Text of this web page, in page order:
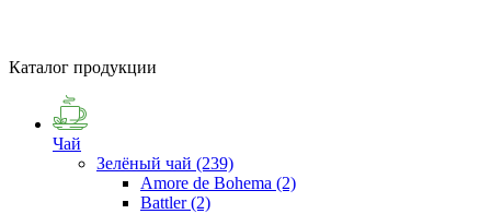
Каталог продукции
Чай
Зелёный чай (239)
Amore de Bohema (2)
Battler(2)